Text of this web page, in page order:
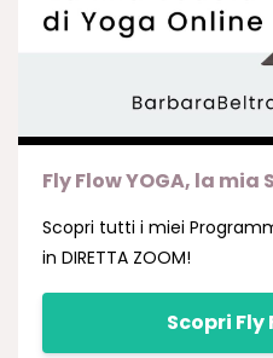
Fly Flow YOGA, la mia
Scopri tutti i miei
in DIRETTA ZOOM!
Scopri Fly